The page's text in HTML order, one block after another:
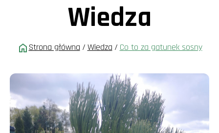
Wiedza
Strona główna / Wiedza / Co to za gatunek sosny